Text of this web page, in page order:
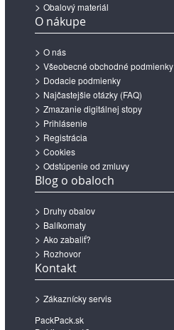
Obalový materiál
O nákupe
O nás
Všeobecné obchodné podmienky
Dodacie podmienky
Najčastejšie otázky (FAQ)
Zmazanie digitálnej stopy
Prihlásenie
Registrácia
Cookies
Odstúpenie od zmluvy
Blog o obaloch
Druhy obalov
Balíkomaty
Ako zabaliť?
Rozhovor
Kontakt
Zákaznícky servis
PackPack.sk